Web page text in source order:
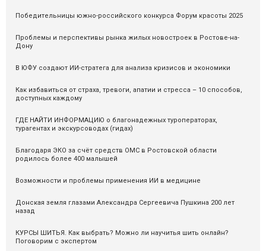
Победительницы южно-российского конкурса Форум красоты 2025
Проблемы и перспективы рынка жилых новостроек в Ростове-на-
Дону
В ЮФУ создают ИИ-стратега для анализа кризисов и экономики
Как избавиться от страха, тревоги, апатии и стресса – 10 способов,
доступных каждому
ГДЕ НАЙТИ ИНФОРМАЦИЮ о благонадежных туроператорах,
турагентах и экскурсоводах (гидах)
Благодаря ЭКО за счёт средств ОМС в Ростовской области
родилось более 400 малышей
Возможности и проблемы применения ИИ в медицине
Донская земля глазами Александра Сергеевича Пушкина 200 лет
назад
КУРСЫ ШИТЬЯ. Как выбрать? Можно ли научитья шить онлайн?
Поговорим с экспертом